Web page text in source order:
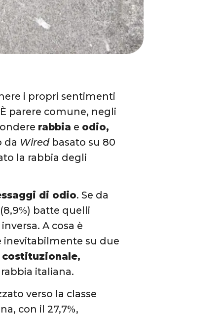
i propri sentimenti
È parere comune, negli
rabbia e odio,
da Wired basato su 80
la rabbia degli
di odio. Se da
batte quelli
A cosa è
inevitabilmente su due
italiana.
verso la classe
con il 27,7%,